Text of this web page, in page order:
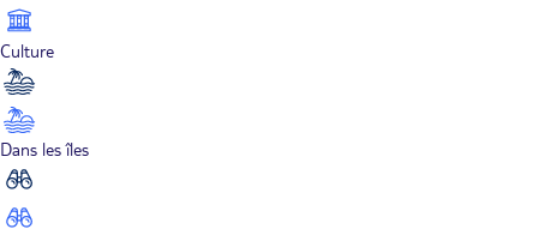
Culture
Dans les îles